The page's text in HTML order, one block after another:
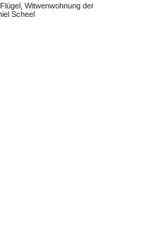
Witwenwohnung der
Scheel